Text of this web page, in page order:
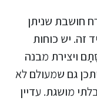
חושבת שניתן
זה. יש כוחות
ויצירת מבנה
גם שמעולם לא
מושגת. עדיין